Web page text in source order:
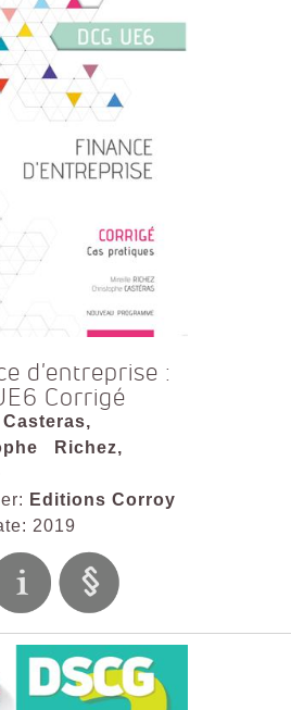
d'entreprise :
Corrigé
Casteras,
Richez,
Editions Corroy
2019